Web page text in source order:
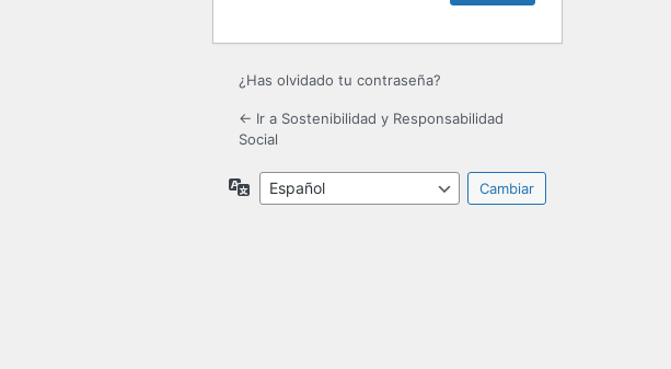
¿Has olvidado tu contraseña?
← Ir a Sostenibilidad y Responsabilidad
Social
Idioma